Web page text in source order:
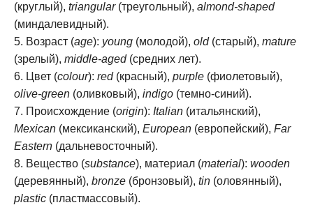
(круглый), triangular(треугольный), almond-shaped
(миндалевидный).
Возраст (age): young (молодой), old(старый), mature
(зрелый), middle-aged(средних лет).
Цвет (colour): red(красный), purple (фиолетовый),
olive-green (оливковый), indigo (темно-синий).
Происхождение (origin): Italian (итальянский),
Mexican (мексиканский), European (европейский), Far
Eastern (дальневосточный).
Вещество (substance), материал (material): wooden
(деревянный), bronze (бронзовый), tin (оловянный),
plastic (пластмассовый).